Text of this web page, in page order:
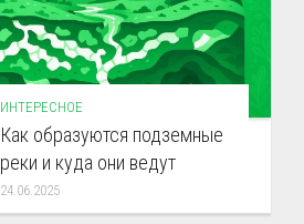
ИНТЕРЕСНОЕ
Как образуются подземные
реки и куда они ведут
24.06.2025